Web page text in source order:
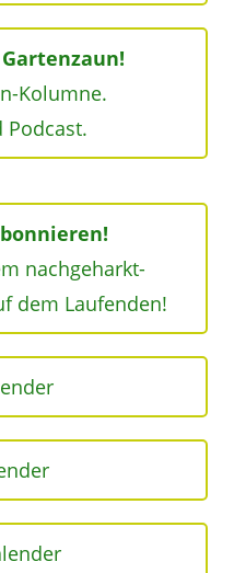
Kolumne.
Podcast.
nachgeharkt-
dem Laufenden!